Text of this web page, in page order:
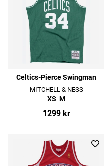
Celtics-Pierce Swingman
MITCHELL & NESS
XS M
1299 kr